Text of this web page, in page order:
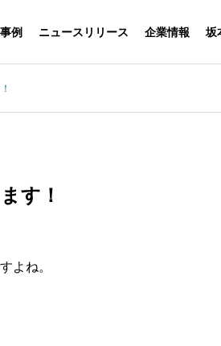
例 ニュースリリース 企業情報 坂
す！
よね。